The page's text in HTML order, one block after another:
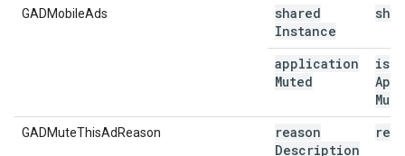
GADMobileAds
shared
Instance
application
Muted
is
GADMuteThisAdReason
reason
Description